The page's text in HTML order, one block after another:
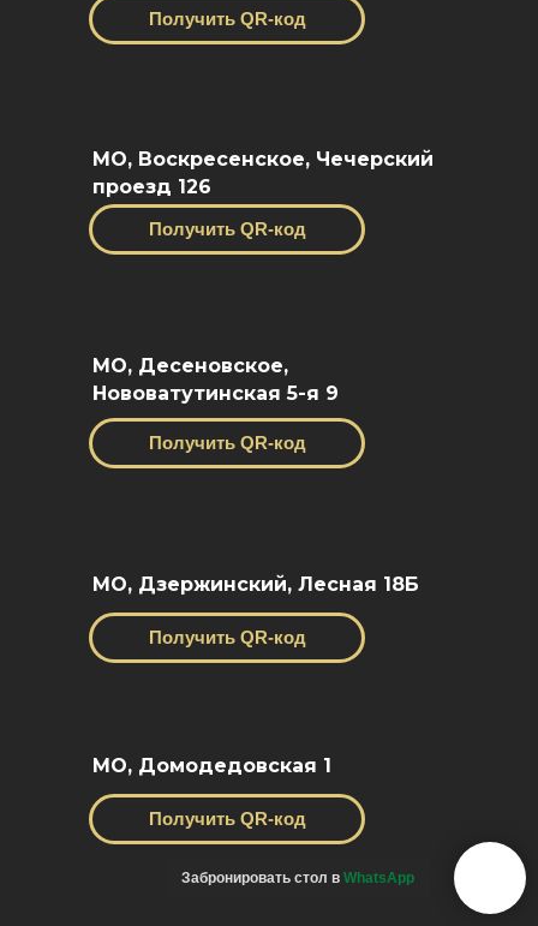
Забронировать стол в WhatsApp
Получить QR-код
МО, Воскресенское, Чечерский
проезд 126
Получить QR-код
МО, Десеновское,
Нововатутинская 5-я 9
Получить QR-код
МО, Дзержинский, Лесная 18Б
Получить QR-код
МО, Домодедовская 1
Получить QR-код